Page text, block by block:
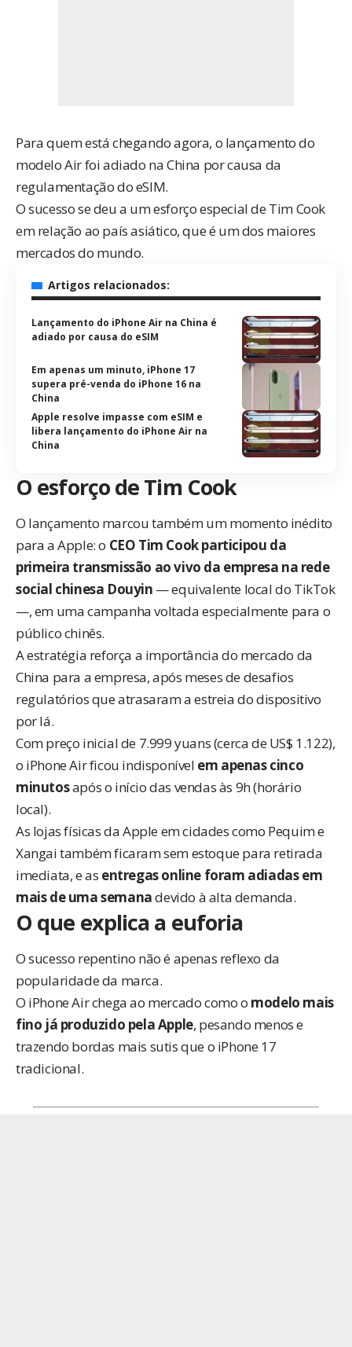
Para quem está chegando agora, o lançamento do
modelo Airfoi adiado na China por causa da
regulamentação do eSIM.
O sucesso se deu a um esforço especial de Tim Cook
em relação ao país asiático, que é um dos maiores
mercados do mundo.
Artigos relacionados:
Lançamento do iPhone Air na China é
adiado por causa do eSIM
Em apenas um minuto, iPhone 17
supera pré-venda do iPhone 16 na
China
Apple resolve impasse com eSIM e
libera lançamento do iPhone Air na
China
O esforço de Tim Cook
O lançamento marcou também um momento inédito
para a Apple: o CEO Tim Cook participou da
primeira transmissão ao vivo da empresa na rede
social chinesa Douyin — equivalente local do TikTok
—, em uma campanha voltada especialmente para o
público chinês.
A estratégia reforça a importância do mercado da
China para a empresa, após meses de desafios
regulatórios que atrasaram a estreia do dispositivo
por lá.
Com preço inicial de 7.999 yuans (cerca de US$ 1.122),
o iPhone Air ficou indisponível em apenas cinco
minutosapós o início das vendas às 9h (horário
local).
As lojas físicas da Apple em cidades como Pequim e
Xangai também ficaram sem estoque para retirada
imediata, e as entregas online foram adiadas em
mais de uma semanadevido à alta demanda.
O que explica a euforia
O sucesso repentino não é apenas reflexo da
popularidade da marca.
O iPhone Air chega ao mercado como o modelo mais
fino já produzido pela Apple, pesando menos e
trazendo bordas mais sutis que o iPhone 17
tradicional.